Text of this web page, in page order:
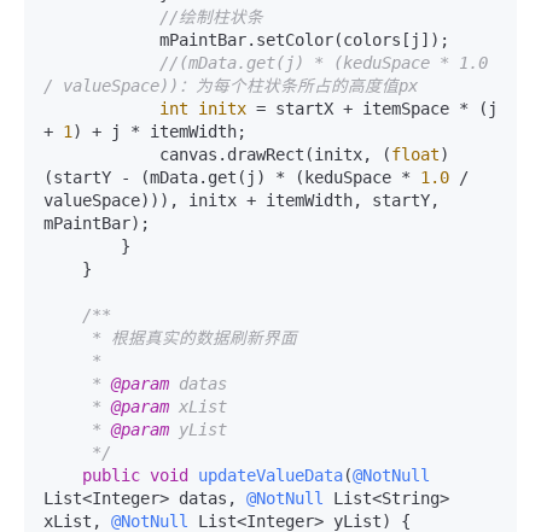
//绘制柱状条
//(mData.get(j) * (keduSpace * 1.0
/ valueSpace))：为每个柱状条所占的高度值px
int
initx = startX + itemSpace * (j
+ 1 ) + j * itemWidth;
            canvas.drawRect(initx, (
float)
(startY - (mData.get(j) * (keduSpace * 1.0 /
valueSpace))), initx + itemWidth, startY,
mPaintBar);
/**
     *
@param datas
     *
@param xList
     *
@param yList
     */
public void updateValueData(@NotNull
List<Integer> datas, @NotNull
List<String>
xList, @NotNull List<Integer> yList)
{